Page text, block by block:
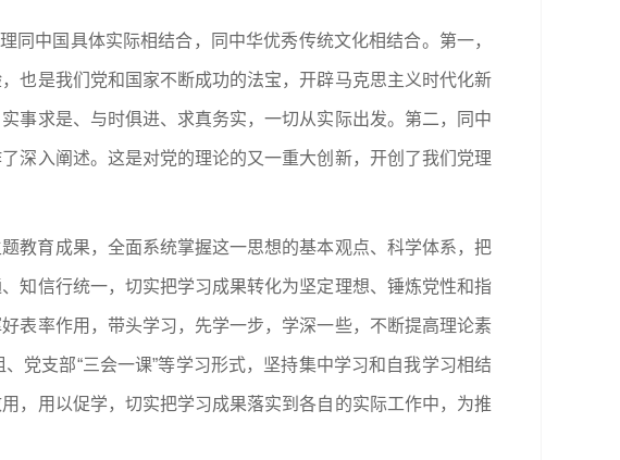
同中国具体实际相结合，同中华优秀传统文化相结合。第一，
也是我们党和国家不断成功的法宝，开辟马克思主义时代化新
事求是、与时俱进、求真务实，一切从实际出发。第二，同中
深入阐述。这是对党的理论的又一重大创新，开创了我们党理
教育成果，全面系统掌握这一思想的基本观点、科学体系，把
知信行统一，切实把学习成果转化为坚定理想、锤炼党性和指
表率作用，带头学习，先学一步，学深一些，不断提高理论素
党支部“三会一课”等学习形式，坚持集中学习和自我学习相结
，用以促学，切实把学习成果落实到各自的实际工作中，为推